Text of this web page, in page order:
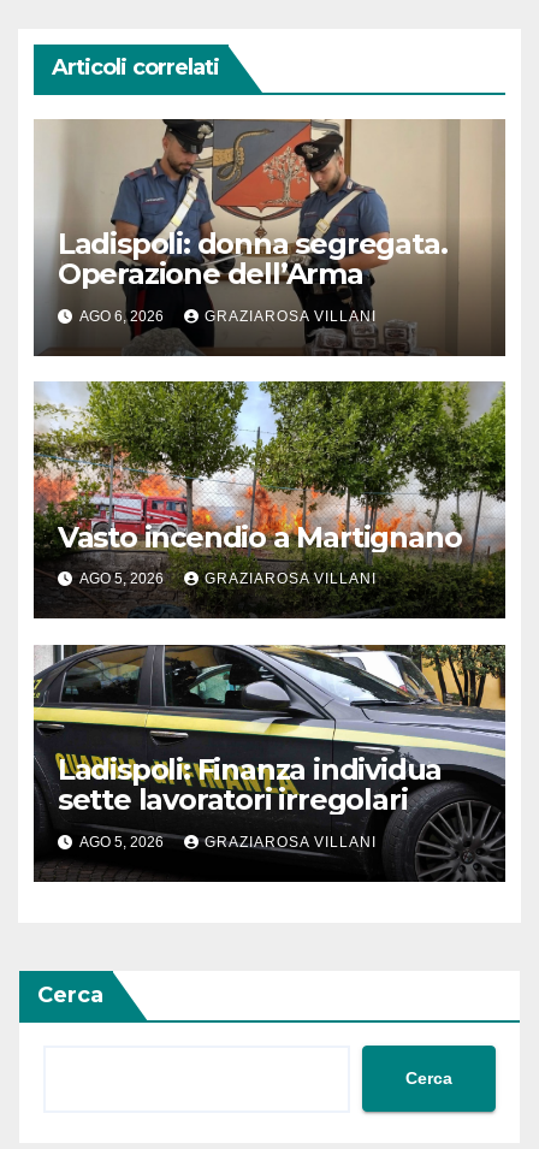
Articoli correlati
Ladispoli: donna segregata.
Operazione dell’Arma
AGO 6, 2026 GRAZIAROSA VILLANI
Vasto incendio a Martignano
AGO 5, 2026 GRAZIAROSA VILLANI
Ladispoli: Finanza individua
sette lavoratori irregolari
AGO 5, 2026 GRAZIAROSA VILLANI
Cerca
Cerca